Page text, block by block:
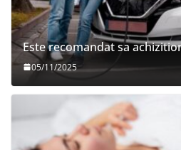
Este recomandat sa
05/11/2025